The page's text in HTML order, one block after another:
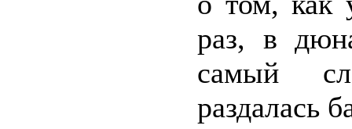
раз, в
самый
раздалась